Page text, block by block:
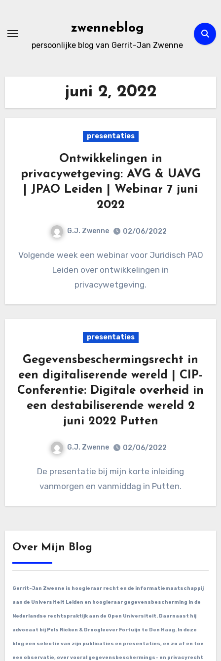
de
zwenneblog
persoonlijke blog van Gerrit-Jan Zwenne
juni 2, 2022
presentaties
Ontwikkelingen in
privacywetgeving: AVG & UAVG
| JPAO Leiden | Webinar 7 juni
2022
G.J. Zwenne 02/06/2022
Volgende week een webinar voor Juridisch PAO
Leiden over ontwikkelingen in
privacywetgeving.
presentaties
Gegevensbeschermingsrecht in
een digitaliserende wereld | CIP-
Conferentie: Digitale overheid in
een destabiliserende wereld 2
juni 2022 Putten
G.J. Zwenne 02/06/2022
De presentatie bij mijn korte inleiding
vanmorgen en vanmiddag in Putten.
Over Mijn Blog
Gerrit-Jan Zwenne is hoogleraar recht en de informatiemaatschappij
aan de Universiteit Leiden en hoogleraar gegevensbescherming in de
Nederlandse rechtspraktijk aan de Open Universiteit. Daarnaast hij
advocaat bij Pels Ricken & Droogleever Fortuijn te Den Haag. In deze
blog een selectie van zijn publicaties en presentaties, en zo af en toe
een observatie, over vooral gegevensbeschermings- en privacyrecht